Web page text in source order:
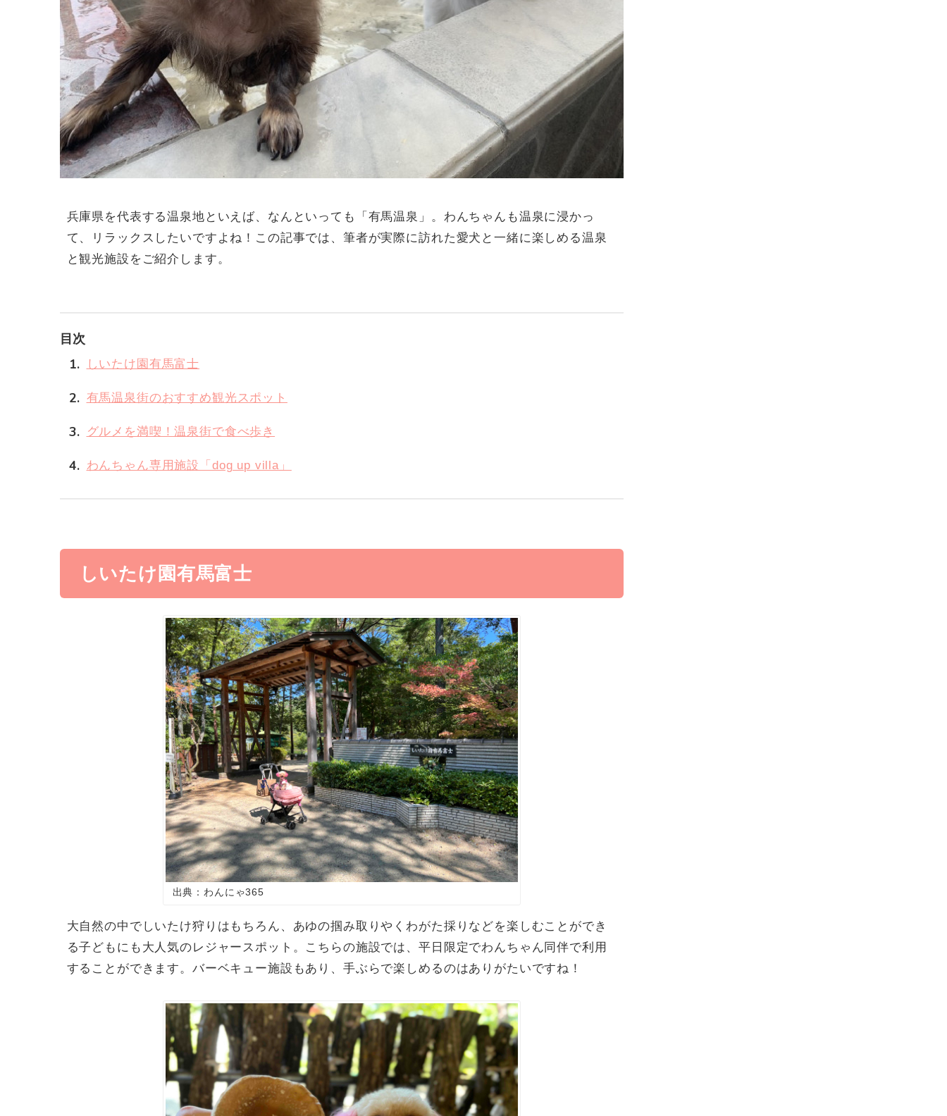
兵庫県を代表する温泉地といえば、なんといっても「有馬温泉」。わんちゃんも温泉に浸かっ
て、リラックスしたいですよね！この記事では、筆者が実際に訪れた愛犬と一緒に楽しめる温泉
と観光施設をご紹介します。
目次
1 しいたけ園有馬富士
2 有馬温泉街のおすすめ観光スポット
3 グルメを満喫！温泉街で食べ歩き
4 わんちゃん専用施設「dog up villa」
しいたけ園有馬富士
出典：わんにゃ365
大自然の中でしいたけ狩りはもちろん、あゆの掴み取りやくわがた採りなどを楽しむことができ
る子どもにも大人気のレジャースポット。こちらの施設では、平日限定でわんちゃん同伴で利用
することができます。バーベキュー施設もあり、手ぶらで楽しめるのはありがたいですね！